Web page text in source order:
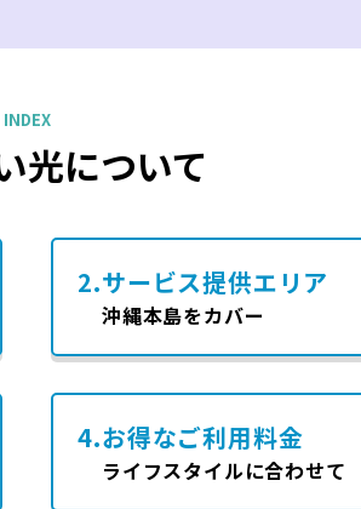
光について
2.サービス提供エリア
沖縄本島をカバー
4.お得なご利用料金
ライフスタイルに合わせて